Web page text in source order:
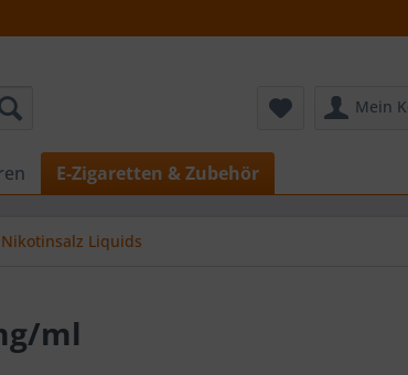
Mein
E-Zigaretten & Zubehör
Nikotinsalz Liquids
ml